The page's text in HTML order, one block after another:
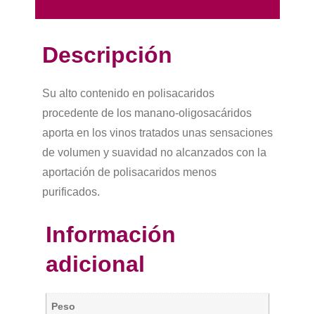
Descripción
Su alto contenido en polisacaridos
procedente de los manano-oligosacáridos
aporta en los vinos tratados unas sensaciones
de volumen y suavidad no alcanzados con la
aportación de polisacaridos menos
purificados.
Información
adicional
Peso